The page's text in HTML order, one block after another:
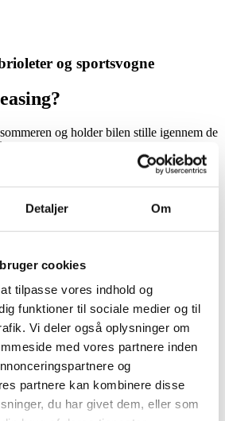
Detaljer Om
cookies
tilpasse vores indhold og
funktioner til sociale medier og til
Vi deler også oplysninger om
med vores partnere inden
og
partnere kan kombinere disse
du har givet dem, eller som
og sportsvogne
og holder bilen stille igennem de
sæsonleasing noget for dig.
du kun betaler registreringsafgift for de
bilen. Derfor kan du flexlease netop
f.eks. en 4×4 om vinteren eller en
registreringsafgiften for den aktive
god mening, hvis du ønsker
eller cabriolet om
af høj værdi står oftest i garage
dem for det danske vejr og vejsalt.